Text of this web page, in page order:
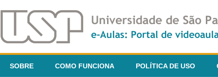
SOBRE COMO FUNCIONA POLÍTICA DE USO